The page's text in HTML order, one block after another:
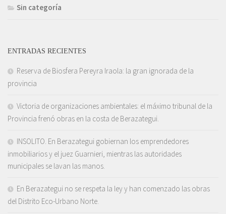
Sin categoría
ENTRADAS RECIENTES
Reserva de Biosfera Pereyra Iraola: la gran ignorada de la
provincia
Victoria de organizaciones ambientales: el máximo tribunal de la
Provincia frenó obras en la costa de Berazategui.
INSOLITO. En Berazategui gobiernan los emprendedores
inmobiliarios y el juez Guarnieri, mientras las autoridades
municipales se lavan las manos.
En Berazategui no se respeta la ley y han comenzado las obras
del Distrito Eco-Urbano Norte.